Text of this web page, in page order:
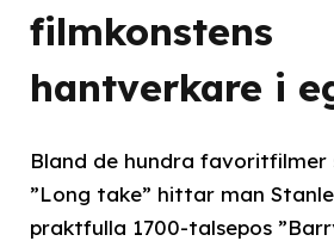
filmkonstens
hantverkare i
Bland de hundra favoritfilmer
”Long take” hittar man
praktfulla 1700-talsepos